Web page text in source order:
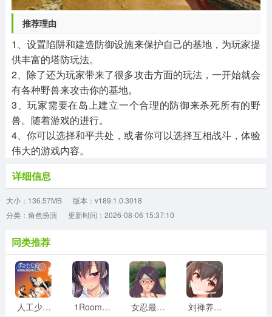
推荐理由
1、设置陷阱和建造防御设施来保护自己的基地，为玩家提
供丰富的塔防玩法。
2、除了还为玩家带来了很多攻击方面的玩法，一开始就会
有各种野兽来攻击你的基地。
3、玩家需要在岛上建立一个合理的防御来杀死所有的野
兽。随着游戏的进行。
4、你可以选择和平共处，或者你可以选择互相战斗，体验
伟大的游戏内容。
详细信息
大小：136.57MB
版本：v189.1.0.3018
分类：角色扮演
更新时间：2026-08-06 15:37:10
同类推荐
人工少女3手机最新版 1Room官方版 女忍最后的战争手游直装版 刘禅养成计划原版